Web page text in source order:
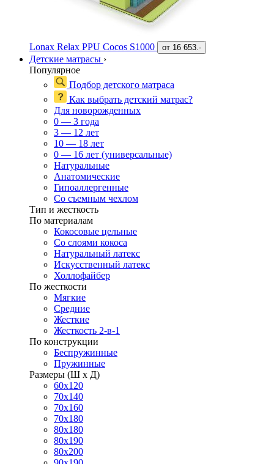
Lonax Relax PPU Cocos S1000 от 16 653.-
Детские матрасы ›
Популярное
Подбор детского матраса
Как выбрать детский матрас?
Для новорожденных
0 — 3 года
3 — 12 лет
10 — 18 лет
0 — 16 лет (универсальные)
Натуральные
Анатомические
Гипоаллергенные
Со съемным чехлом
Тип и жесткость
По материалам
Кокосовые цельные
Со слоями кокоса
Натуральный латекс
Искусственный латекс
Холлофайбер
По жесткости
Мягкие
Средние
Жесткие
Жесткость 2-в-1
По конструкции
Беспружинные
Пружинные
Размеры (Ш х Д)
60х120
70х140
70х160
70х180
80х180
80х190
80х200